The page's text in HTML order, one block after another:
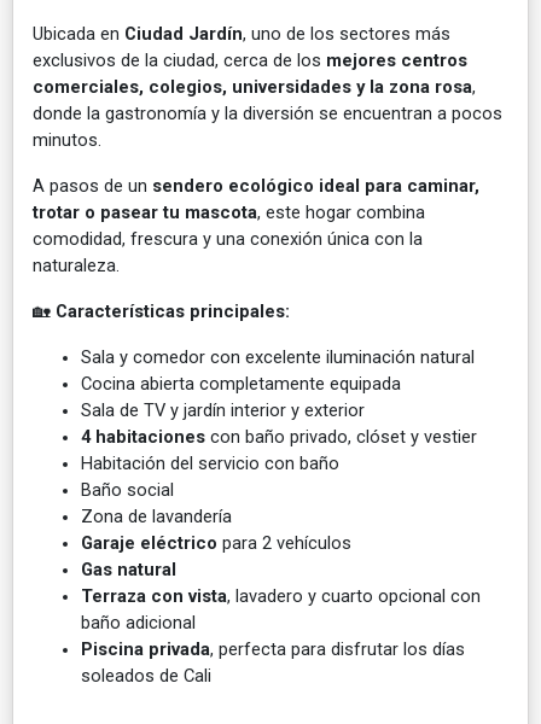
Ubicada en Ciudad Jardín, uno de los sectores más
exclusivos de la ciudad, cerca de los mejores centros
comerciales, colegios, universidades y la zona rosa,
donde la gastronomía y la diversión se encuentran a pocos
minutos.
A pasos de un sendero ecológico ideal para caminar,
trotar o pasear tu mascota, este hogar combina
comodidad, frescura y una conexión única con la
naturaleza.
🏡 Características principales:
Sala y comedor con excelente iluminación natural
Cocina abierta completamente equipada
Sala de TV y jardín interior y exterior
4 habitaciones con baño privado, clóset y vestier
Habitación del servicio con baño
Baño social
Zona de lavandería
Garaje eléctrico para 2 vehículos
Gas natural
Terraza con vista, lavadero y cuarto opcional con
baño adicional
Piscina privada, perfecta para disfrutar los días
soleados de Cali